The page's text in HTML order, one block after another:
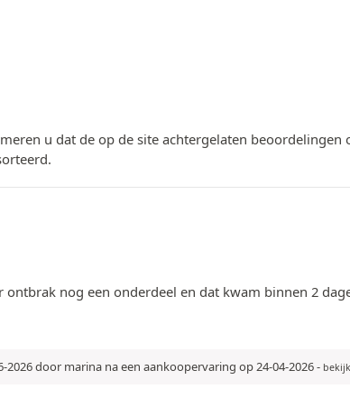
u dat de op de site achtergelaten beoordelingen
nog een onderdeel en dat kwam binnen 2
door marina na een aankoopervaring op 24-04-2026-